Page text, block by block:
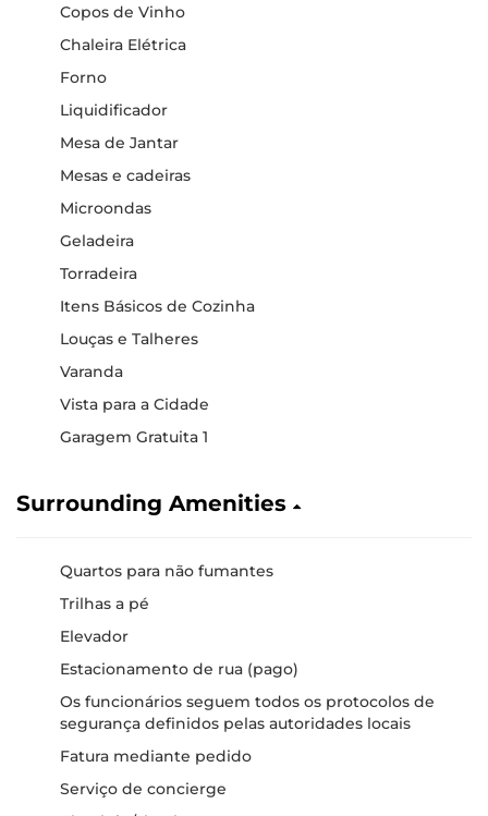
Copos de Vinho
Chaleira Elétrica
Forno
Liquidificador
Mesa de Jantar
Mesas e cadeiras
Microondas
Geladeira
Torradeira
Itens Básicos de Cozinha
Louças e Talheres
Varanda
Vista para a Cidade
Garagem Gratuita 1
Surrounding Amenities
Quartos para não fumantes
Trilhas a pé
Elevador
Estacionamento de rua (pago)
Os funcionários seguem todos os protocolos de
segurança definidos pelas autoridades locais
Fatura mediante pedido
Serviço de concierge